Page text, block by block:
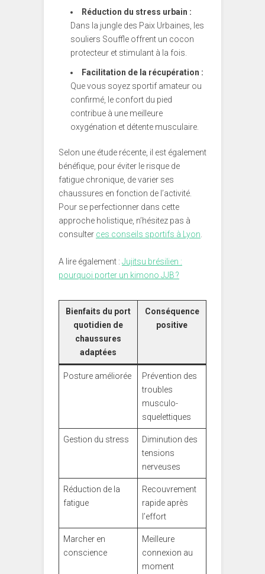
Réduction du stress urbain :
Dans la jungle des Paix Urbaines, les
souliers Souffle offrent un cocon
protecteur et stimulant à la fois.
Facilitation de la récupération :
Que vous soyez sportif amateur ou
confirmé, le confort du pied
contribue à une meilleure
oxygénation et détente musculaire.
Selon une étude récente, il est également
bénéfique, pour éviter le risque de
fatigue chronique, de varier ses
chaussures en fonction de l’activité.
Pour se perfectionner dans cette
approche holistique, n’hésitez pas à
consulter ces conseils sportifs à Lyon.
A lire également : Jujitsu brésilien :
pourquoi porter un kimono JJB ?
Bienfaits du port
quotidien de
chaussures
adaptées
Conséquence
positive
Posture améliorée
Prévention des
troubles
musculo-
squelettiques
Gestion du stress
Diminution des
tensions
nerveuses
Réduction de la
fatigue
Recouvrement
rapide après
l’effort
Marcher en
conscience
Meilleure
connexion au
moment